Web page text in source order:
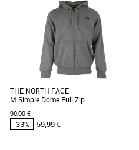
Vêtements pas cher et Promos
Le sweatshirt à demi zip est un modèle
vraiment spécial. À mi-chemin entre le
style décontracté [...]
THE NORTH FACE
M Simple Dome Full Zip
90,00 €
-33% 59,99 €